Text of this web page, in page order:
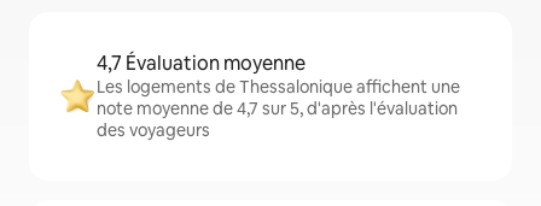
4,7 Évaluation moyenne
Les logements de Thessalonique affichent une
note moyenne de 4,7 sur 5, d'après l'évaluation
des voyageurs